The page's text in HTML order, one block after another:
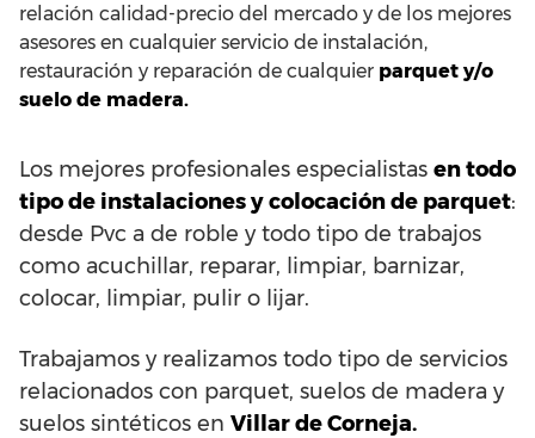
relación calidad-precio del mercado y de los mejores
asesores en cualquier servicio de instalación,
restauración y reparación de cualquier parquet y/o
suelo de madera.
Los mejores profesionales especialistas en todo
tipo de instalaciones y colocación de parquet:
desde Pvc a de roble y todo tipo de trabajos
como acuchillar, reparar, limpiar, barnizar,
colocar, limpiar, pulir o lijar.
Trabajamos y realizamos todo tipo de servicios
relacionados con parquet, suelos de madera y
suelos sintéticos en Villar de Corneja.